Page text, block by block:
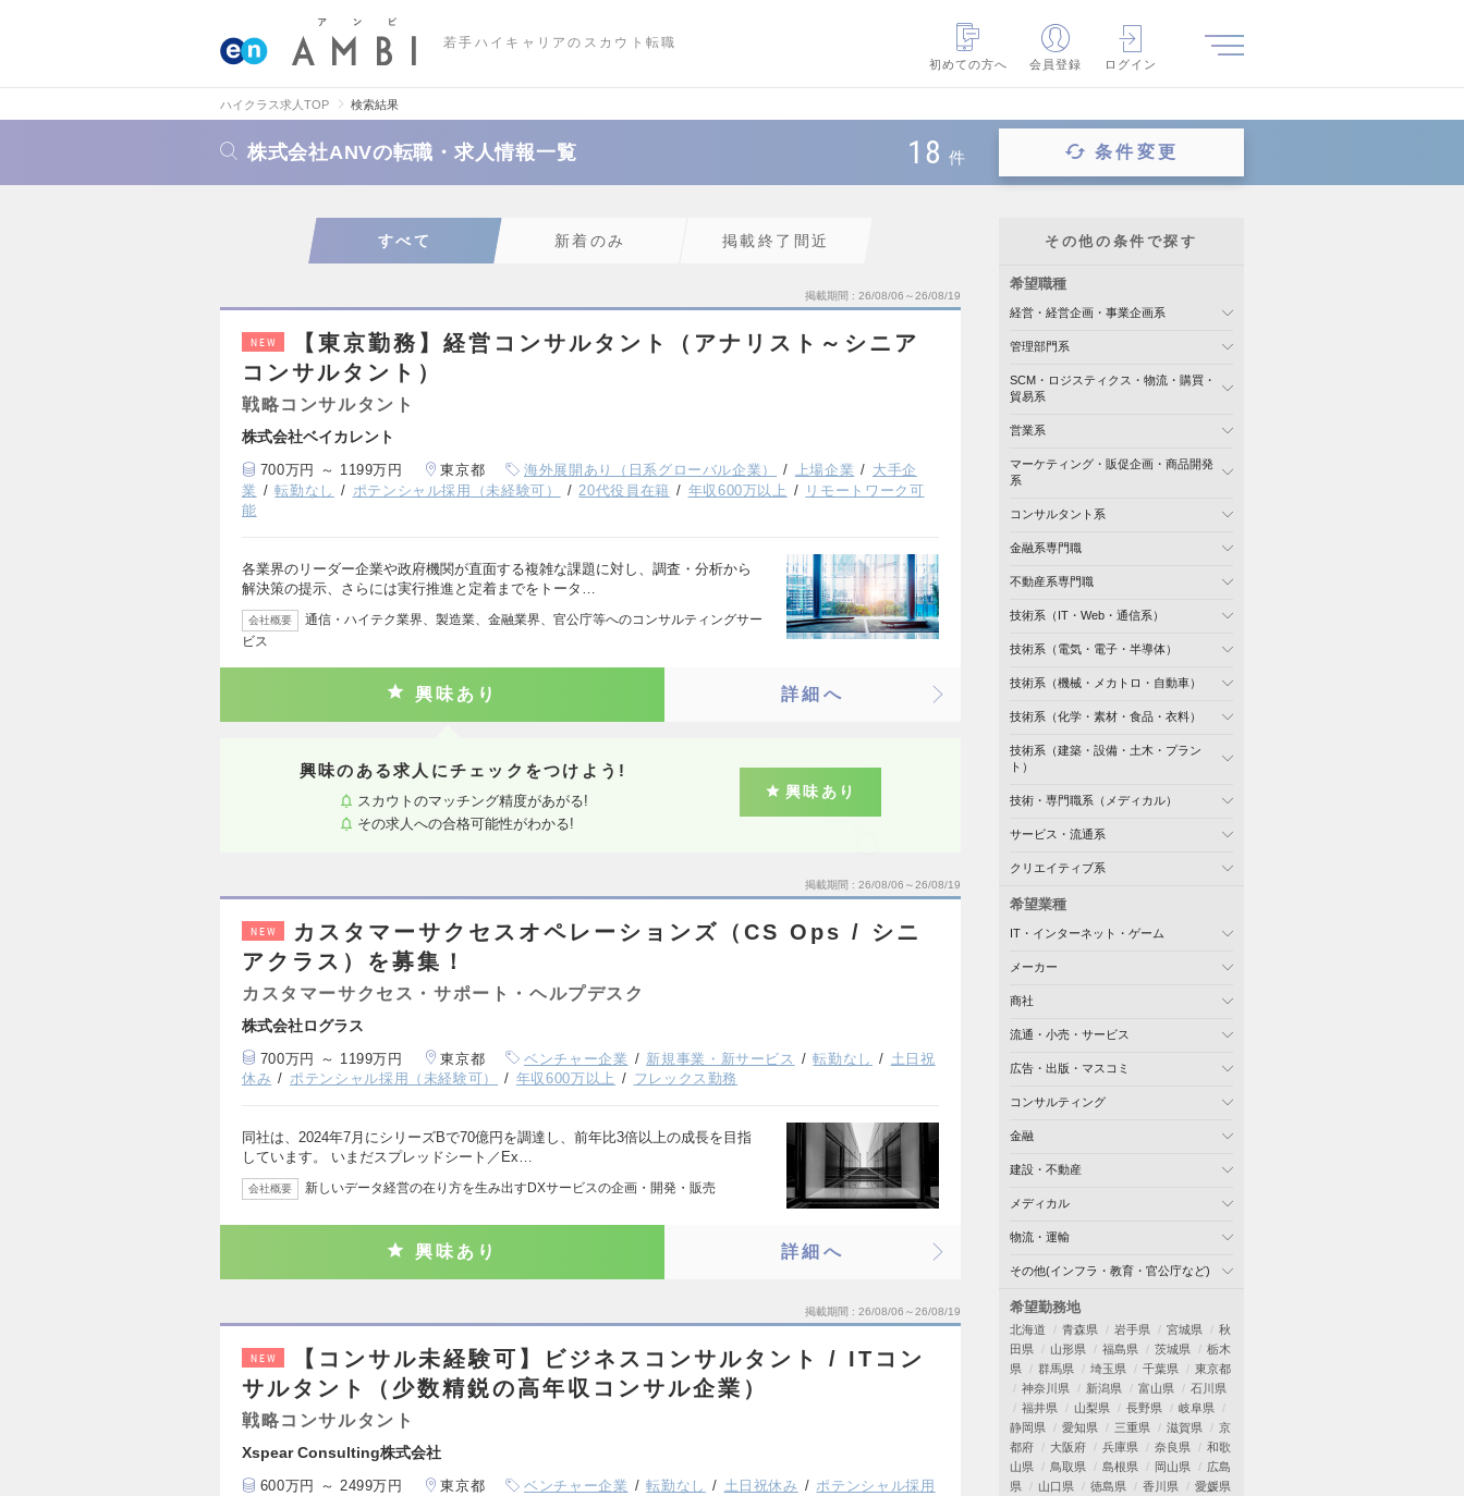
若手ハイキャリアのスカウト転職
初めての方へ
会員登録 ログイン
ハイクラス求人TOP 検索結果
株式会社ANVの転職・求人情報一覧 18 件 条件変更
すべて 新着のみ 掲載終了間近
掲載期間 26/08/06～26/08/19
NEW
【東京勤務】経営コンサルタント（アナリスト～シニア
コンサルタント）
戦略コンサルタント
株式会社ベイカレント
700万円 ～ 1199万円 東京都 海外展開あり（日系グローバル企業） 上場企業
大手企
業
転勤なし ポテンシャル採用（未経験可） 20代役員在籍 年収600万以上
リモートワーク可
能
各業界のリーダー企業や政府機関が直面する複雑な課題に対し、調査・分析から
解決策の提示、さらには実行推進と定着までをトータ…
会社概要
通信・ハイテク業界、製造業、金融業界、官公庁等へのコンサルティングサー
ビス
興味あり 詳細へ
興味のある求人にチェックをつけよう!
スカウトのマッチング精度があがる!
その求人への合格可能性がわかる!
興味あり
掲載期間 26/08/06～26/08/19
NEW
カスタマーサクセスオペレーションズ（CS Ops / シニ
アクラス）を募集！
カスタマーサクセス・サポート・ヘルプデスク
株式会社ログラス
700万円 ～ 1199万円 東京都 ベンチャー企業 新規事業・新サービス 転勤なし
土日祝
休み
ポテンシャル採用（未経験可） 年収600万以上 フレックス勤務
同社は、2024年7月にシリーズBで70億円を調達し、前年比3倍以上の成長を目指
しています。 いまだスプレッドシート／Ex…
会社概要 新しいデータ経営の在り方を生み出すDXサービスの企画・開発・販売
興味あり 詳細へ
掲載期間 26/08/06～26/08/19
NEW
【コンサル未経験可】ビジネスコンサルタント / ITコン
サルタント（少数精鋭の高年収コンサル企業）
戦略コンサルタント
Xspear Consulting株式会社
600万円 ～ 2499万円 東京都 ベンチャー企業 転勤なし 土日祝休み
ポテンシャル採用
その他の条件で探す
希望職種
経営・経営企画・事業企画系
管理部門系
SCM・ロジスティクス・物流・購買・
貿易系
営業系
マーケティング・販促企画・商品開発
系
コンサルタント系
金融系専門職
不動産系専門職
技術系（IT・Web・通信系）
技術系（電気・電子・半導体）
技術系（機械・メカトロ・自動車）
技術系（化学・素材・食品・衣料）
技術系（建築・設備・土木・プラン
ト）
技術・専門職系（メディカル）
サービス・流通系
クリエイティブ系
希望業種
IT・インターネット・ゲーム
メーカー
商社
流通・小売・サービス
広告・出版・マスコミ
コンサルティング
金融
建設・不動産
メディカル
物流・運輸
その他(インフラ・教育・官公庁など)
希望勤務地
北海道 青森県 岩手県 宮城県
秋
田県
山形県 福島県 茨城県
栃木
県
群馬県 埼玉県 千葉県
東京都
神奈川県
新潟県 富山県
石川県
福井県
山梨県 長野県
岐阜県
静岡県
愛知県 三重県 滋賀県
京
都府
大阪府 兵庫県 奈良県
和歌
山県
鳥取県 島根県 岡山県
広島
県
山口県 徳島県 香川県
愛媛県